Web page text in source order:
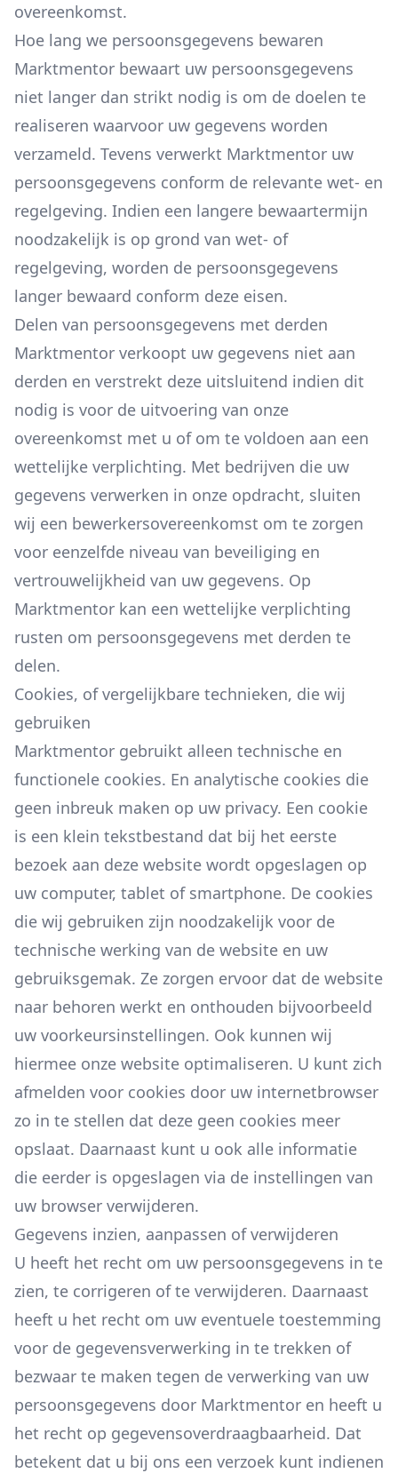
overeenkomst.
Hoe lang we persoonsgegevens bewaren
Marktmentor bewaart uw persoonsgegevens
niet langer dan strikt nodig is om de doelen te
realiseren waarvoor uw gegevens worden
verzameld. Tevens verwerkt Marktmentor uw
persoonsgegevens conform de relevante wet- en
regelgeving. Indien een langere bewaartermijn
noodzakelijk is op grond van wet- of
regelgeving, worden de persoonsgegevens
langer bewaard conform deze eisen.
Delen van persoonsgegevens met derden
Marktmentor verkoopt uw gegevens niet aan
derden en verstrekt deze uitsluitend indien dit
nodig is voor de uitvoering van onze
overeenkomst met u of om te voldoen aan een
wettelijke verplichting. Met bedrijven die uw
gegevens verwerken in onze opdracht, sluiten
wij een bewerkersovereenkomst om te zorgen
voor eenzelfde niveau van beveiliging en
vertrouwelijkheid van uw gegevens. Op
Marktmentor kan een wettelijke verplichting
rusten om persoonsgegevens met derden te
delen.
Cookies, of vergelijkbare technieken, die wij
gebruiken
Marktmentor gebruikt alleen technische en
functionele cookies. En analytische cookies die
geen inbreuk maken op uw privacy. Een cookie
is een klein tekstbestand dat bij het eerste
bezoek aan deze website wordt opgeslagen op
uw computer, tablet of smartphone. De cookies
die wij gebruiken zijn noodzakelijk voor de
technische werking van de website en uw
gebruiksgemak. Ze zorgen ervoor dat de website
naar behoren werkt en onthouden bijvoorbeeld
uw voorkeursinstellingen. Ook kunnen wij
hiermee onze website optimaliseren. U kunt zich
afmelden voor cookies door uw internetbrowser
zo in te stellen dat deze geen cookies meer
opslaat. Daarnaast kunt u ook alle informatie
die eerder is opgeslagen via de instellingen van
uw browser verwijderen.
Gegevens inzien, aanpassen of verwijderen
U heeft het recht om uw persoonsgegevens in te
zien, te corrigeren of te verwijderen. Daarnaast
heeft u het recht om uw eventuele toestemming
voor de gegevensverwerking in te trekken of
bezwaar te maken tegen de verwerking van uw
persoonsgegevens door Marktmentor en heeft u
het recht op gegevensoverdraagbaarheid. Dat
betekent dat u bij ons een verzoek kunt indienen